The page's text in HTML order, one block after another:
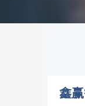
鑫